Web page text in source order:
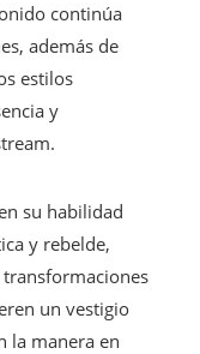
continúa
además de
estilos
y
su habilidad
y rebelde,
un vestigio
la manera en